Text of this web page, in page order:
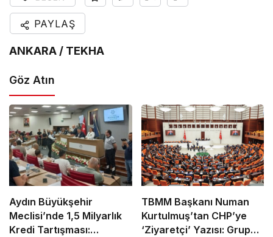
PAYLAŞ
ANKARA / TEKHA
Göz Atın
Aydın Büyükşehir
Meclisi’nde 1,5 Milyarlık
Kredi Tartışması:
TBMM Başkanı Numan
Kurtulmuş’tan CHP’ye
‘Ziyaretçi’ Yazısı: Grup